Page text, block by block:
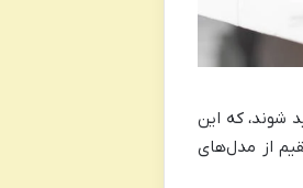
شوند، که این
از مدل‌های